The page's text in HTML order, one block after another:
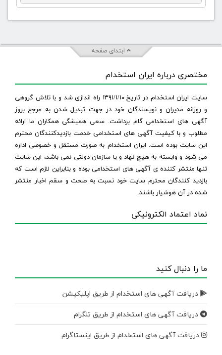
ابتدای صفحه
مختصری درباره ایران استخدام
سایت ایران استخدام در تاریخ ۱۳۹۱/۱/۱۰ راه اندازی شد و با تلاش گروهی
و روزانه مدیران و نویسندگان خود در جهت تبدیل شدن به مرجع بروز
آگهی های استخدامی گام برداشت. سعی همیشگی همکاران ما ارائه
مطلوب و با کیفیت آگهی های استخدامی خدمت بازدیدکنندگان محترم
این سایت بوده است. ایران استخدام به صورت مستقل و خصوصی اداره
می شود و وابسته به هیچ نهاد و یا سازمان دولتی نمی باشد، این سایت
تنها منتشر کننده ی آگهی های استخدامی بوده و بنابراین لازم است که
بازدید کنندگان محترم سایت خود نسبت به صحت و سقم اخبار منتشر
شده در آن هوشیار باشند.
نماد اعتماد الکترونیکی
ما را دنبال کنید
دریافت آگهی های استخدام از طریق اپلیکیشن
دریافت آگهی های استخدام از طریق تلگرام
دریافت آگهی های استخدام از طریق اینستاگرام